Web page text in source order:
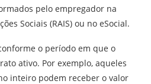
pelo empregador na
Sociais (RAIS) ou no eSocial.
o período em que o
ativo. Por exemplo, aqueles
inteiro podem receber o valor